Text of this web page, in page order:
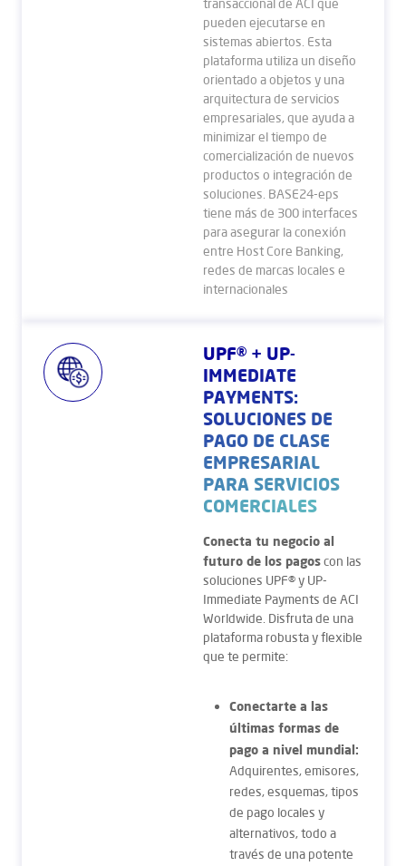
transaccional de ACI que
pueden ejecutarse en
sistemas abiertos. Esta
plataforma utiliza un diseño
orientado a objetos y una
arquitectura de servicios
empresariales, que ayuda a
minimizar el tiempo de
comercialización de nuevos
productos o integración de
soluciones. BASE24-eps
tiene más de 300 interfaces
para asegurar la conexión
entre Host Core Banking,
redes de marcas locales e
internacionales
UPF® + UP-
IMMEDIATE
PAYMENTS:
SOLUCIONES DE
PAGO DE CLASE
EMPRESARIAL
PARA SERVICIOS
COMERCIALES
Conecta tu negocio al
futuro de los pagoscon las
soluciones UPF® y UP-
Immediate Payments de ACI
Worldwide. Disfruta de una
plataforma robusta y flexible
que te permite:
Conectarte a las
últimas formas de
pago a nivel mundial:
Adquirentes, emisores,
redes, esquemas, tipos
de pago locales y
alternativos, todo a
través de una potente